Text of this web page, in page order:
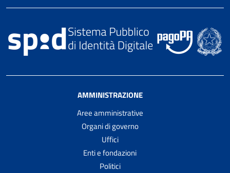
AMMINISTRAZIONE
Aree amministrative
Organi di governo
Uffici
Enti e fondazioni
Politici